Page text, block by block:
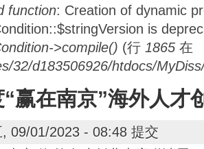
function: Creation of dynamic
is
>compile() (行 1865 在
32/d183506926/htdocs/
赢在南京”海外人才
09/01/2023 - 08:48 提交